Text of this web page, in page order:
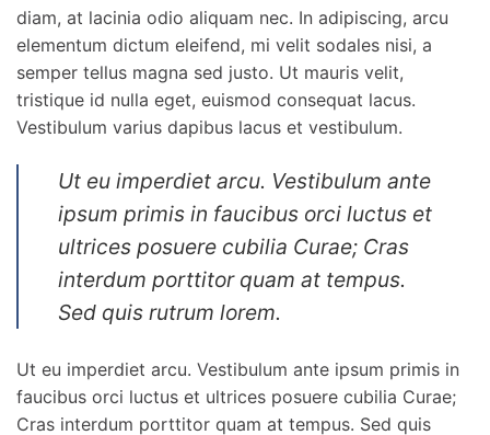
diam, at lacinia odio aliquam nec. In adipiscing, arcu
elementum dictum eleifend, mi velit sodales nisi, a
semper tellus magna sed justo. Ut mauris velit,
tristique id nulla eget, euismod consequat lacus.
Vestibulum varius dapibus lacus et vestibulum.
Ut eu imperdiet arcu. Vestibulum ante
ipsum primis in faucibus orci luctus et
ultrices posuere cubilia Curae; Cras
interdum porttitor quam at tempus.
Sed quis rutrum lorem.
Ut eu imperdiet arcu. Vestibulum ante ipsum primis in
faucibus orci luctus et ultrices posuere cubilia Curae;
Cras interdum porttitor quam at tempus. Sed quis